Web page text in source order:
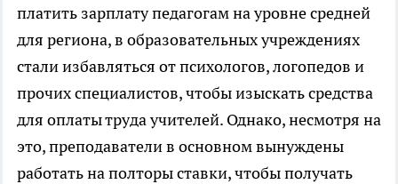
платить зарплату педагогам на уровне средней
для региона, в образовательных учреждениях
стали избавляться от психологов, логопедов и
прочих специалистов, чтобы изыскать средства
для оплаты труда учителей. Однако, несмотря на
это, преподаватели в основном вынуждены
работать на полторы ставки, чтобы получать